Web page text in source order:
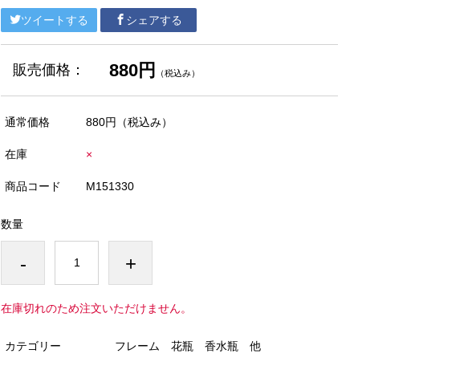
ツイートする シェアする
販売価格： 880円 （税込み）
通常価格 880円 （税込み）
在庫 ×
商品コード M151330
数量
- +
在庫切れのため注文いただけません。
カテゴリー フレーム 花瓶 香水瓶 他